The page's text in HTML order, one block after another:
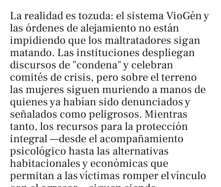
La realidad es tozuda: el sistema VioGén y
las órdenes de alejamiento no están
impidiendo que los maltratadores sigan
matando. Las instituciones despliegan
discursos de "condena" y celebran
comités de crisis, pero sobre el terreno
las mujeres siguen muriendo a manos de
quienes ya habían sido denunciados y
señalados como peligrosos. Mientras
tanto, los recursos para la protección
integral —desde el acompañamiento
psicológico hasta las alternativas
habitacionales y económicas que
permitan a las víctimas romper el vínculo